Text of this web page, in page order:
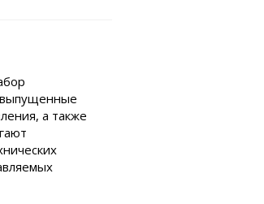
выпущенные
а также